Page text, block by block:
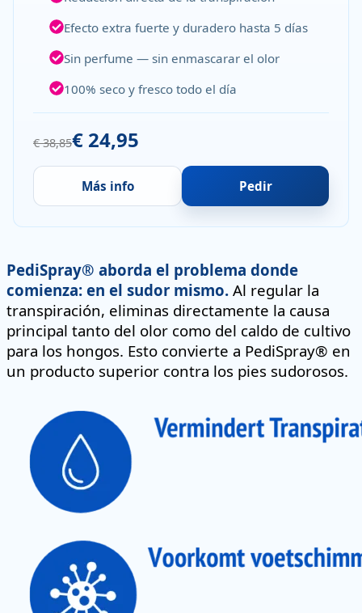
Efecto extra fuerte y duradero hasta 5 días
Sin perfume — sin enmascarar el olor
100% seco y fresco todo el día
€ 38,85€ 24,95
Más info Pedir
PediSpray® aborda el problema donde
comienza: en el sudor mismo. Al regular la
transpiración, eliminas directamente la causa
principal tanto del olor como del caldo de cultivo
para los hongos. Esto convierte a PediSpray® en
un producto superior contra los pies sudorosos.